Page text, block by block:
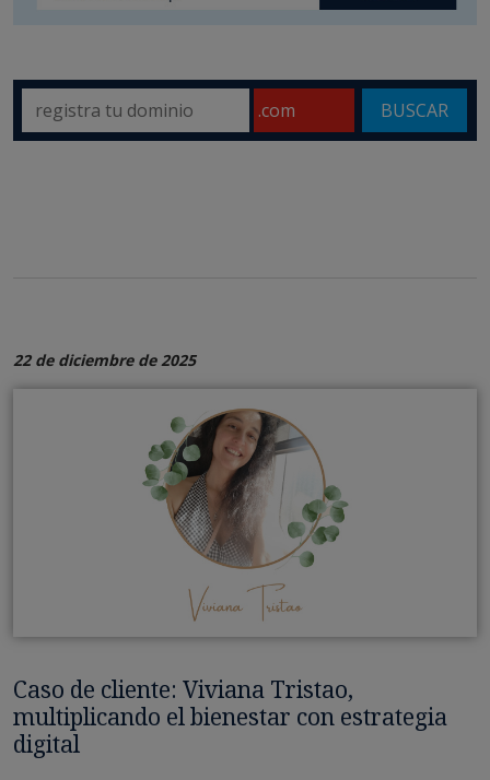
BUSCAR
22 de diciembre de 2025
Caso de cliente: Viviana Tristao,
multiplicando el bienestar con estrategia
digital